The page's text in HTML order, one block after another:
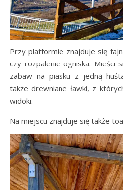
Przy platformie znajduje się
czy rozpalenie ogniska. Mieści
zabaw na piasku z jedną
także drewniane ławki, z
widoki.
Na miejscu znajduje się także